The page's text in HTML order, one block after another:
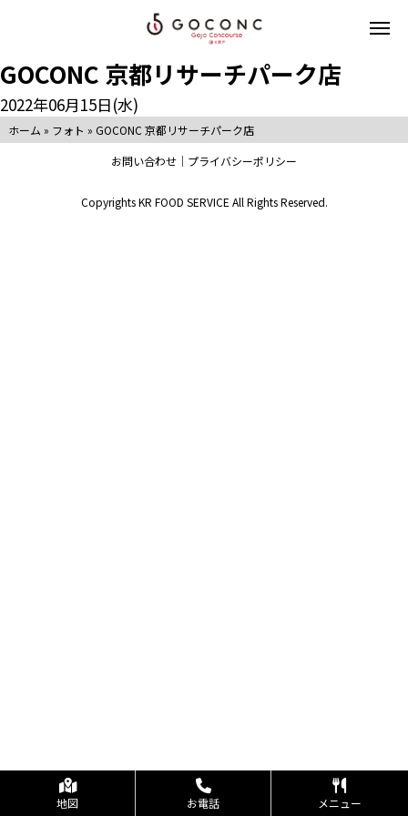
GOCONC 京都リサーチパーク店
2022年06月15日(水)
ホーム » フォト »GOCONC 京都リサーチパーク店
お問い合わせ
プライバシーポリシー
Copyrights KR FOOD SERVICE All Rights Reserved.
地図 お電話 メニュー